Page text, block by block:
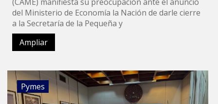
del Ministerio de Economía la Nación de darle cierre
a la Secretaría de la Pequeña y
Ampliar
Pymes